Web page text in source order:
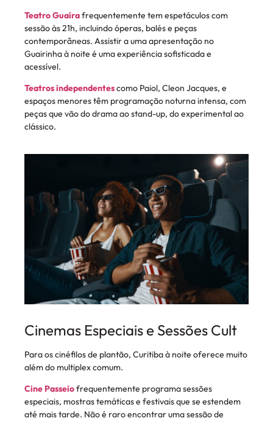
Teatro Guaírafrequentemente tem espetáculos com
sessão às 21h, incluindo óperas, balés e peças
contemporâneas. Assistir a uma apresentação no
Guairinha à noite é uma experiência sofisticada e
acessível.
Teatros independentescomo Paiol, Cleon Jacques, e
espaços menores têm programação noturna intensa, com
peças que vão do drama ao stand-up, do experimental ao
clássico.
Cinemas Especiais e Sessões Cult
Para os cinéfilos de plantão, Curitiba à noite oferece muito
além do multiplex comum.
Cine Passeiofrequentemente programa sessões
especiais, mostras temáticas e festivais que se estendem
até mais tarde. Não é raro encontrar uma sessão de